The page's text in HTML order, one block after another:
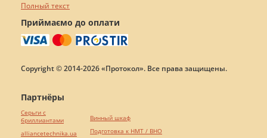
Полный текст
Приймаємо до оплати
Copyright © 2014-2026 «Протокол». Все права защищены.
Партнёры
Серьги с
бриллиантами
alliancetechnika.ua
Винный шкаф
Подготовка к НМТ / ВНО